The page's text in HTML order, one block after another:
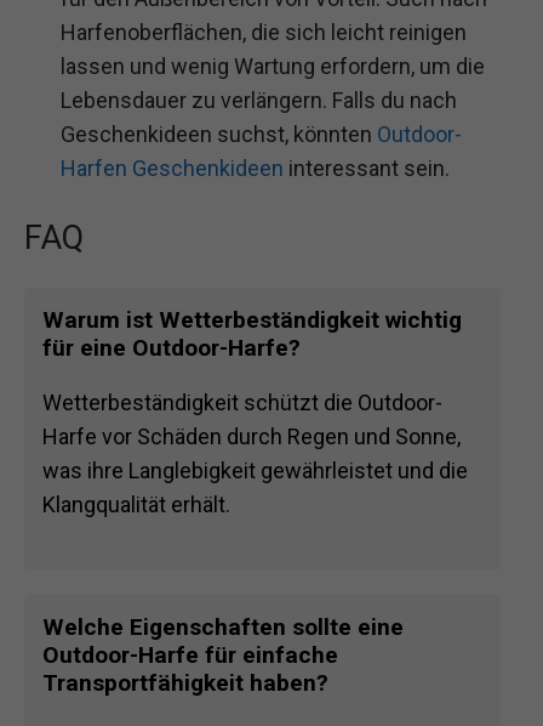
Harfenoberflächen, die sich leicht reinigen
lassen und wenig Wartung erfordern, um die
Lebensdauer zu verlängern. Falls du nach
Geschenkideen suchst, könnten Outdoor-
Harfen Geschenkideen interessant sein.
FAQ
Warum ist Wetterbeständigkeit wichtig
für eine Outdoor-Harfe?
Wetterbeständigkeit schützt die Outdoor-
Harfe vor Schäden durch Regen und Sonne,
was ihre Langlebigkeit gewährleistet und die
Klangqualität erhält.
Welche Eigenschaften sollte eine
Outdoor-Harfe für einfache
Transportfähigkeit haben?